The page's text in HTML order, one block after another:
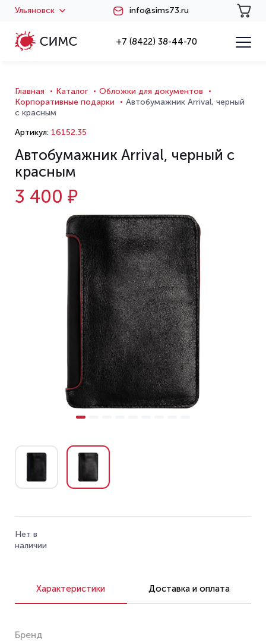
Ульяновск info@sims73.ru
+7 (8422) 38-44-70
Главная Каталог
Обложки для документов
Корпоративные подарки
Автобумажник Arrival, черный
с красным
Артикул: 16152.35
Автобумажник Arrival, черный с
красным
3 400 ₽
Нет в
наличии
Характеристики Доставка и оплата
Бренд